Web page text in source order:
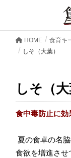
HOME 食育キ
しそ（大葉）
しそ（大
食中毒防止に効
夏の食卓の名
食欲を増進させ